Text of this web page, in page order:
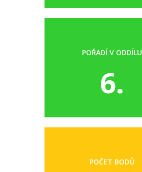
POŘADÍ V ODDÍLU
6.
POČET BODŮ